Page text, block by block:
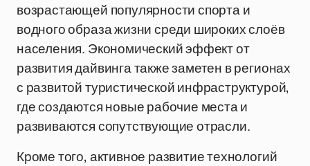
возрастающей популярности спорта и
водного образа жизни среди широких слоёв
населения. Экономический эффект от
развития дайвинга также заметен в регионах
с развитой туристической инфраструктурой,
где создаются новые рабочие места и
развиваются сопутствующие отрасли.
Кроме того, активное развитие технологий